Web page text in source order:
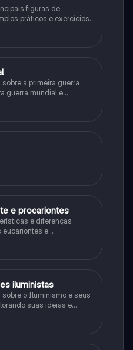
figuras de
práticos e exercícios.
a primeira guerra
guerra mundial e
Mundial, fases da
e procariontes
e diferenças
eucariontes e
iluministas
o Iluminismo e seus
suas ideias e